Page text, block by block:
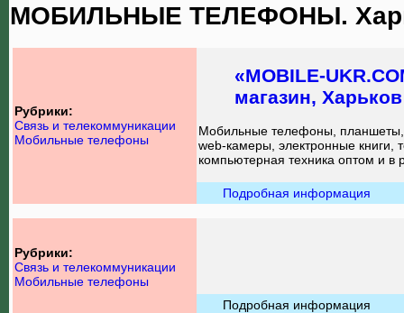
МОБИЛЬНЫЕ ТЕЛЕФОНЫ.
Рубрики:
Связь и телекоммуникации
Мобильные телефоны
«MOBILE-
магазин, Харьков
Мобильные телефоны,
web-камеры, электронные книги,
компьютерная техника оптом и в
Подробная информация
Рубрики:
Связь и телекоммуникации
Мобильные телефоны
Подробная информация